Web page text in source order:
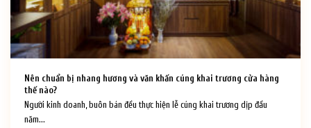
Nên chuẩn bị nhang hương và văn khấn cúng khai trương cửa hàng
thế nào?
Người kinh doanh, buôn bán đều thực hiện lễ cúng khai trương dịp đầu
năm...